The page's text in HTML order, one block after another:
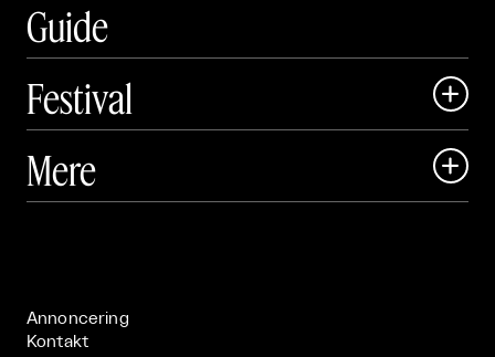
Guide
Festival

 Art Matter Festival
Mere 
Annoncering
Kontakt